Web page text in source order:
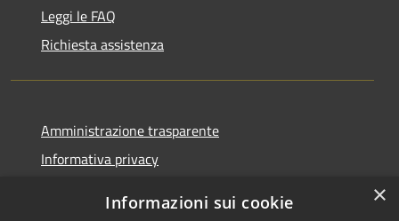
Leggi le FAQ
Richiesta assistenza
Amministrazione trasparente
Informativa privacy
Dichiarazione di accessibilità
×
Informazioni sui cookie